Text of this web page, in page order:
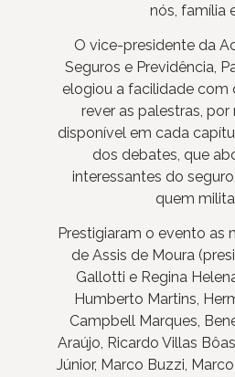
nós, família
O vice-presidente da
Seguros e Previdência,
elogiou a facilidade com
rever as palestras,
disponível em cada
dos debates, que
interessantes do
quem
Prestigiaram o evento as
de Assis de Moura
Gallotti e Regina
Humberto Martins,
Campbell Marques,
Araújo, Ricardo Villas
Júnior, Marco Buzzi,